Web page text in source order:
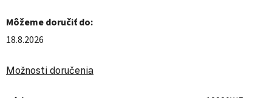
Môžeme doručiť do:
18.8.2026
Možnosti doručenia